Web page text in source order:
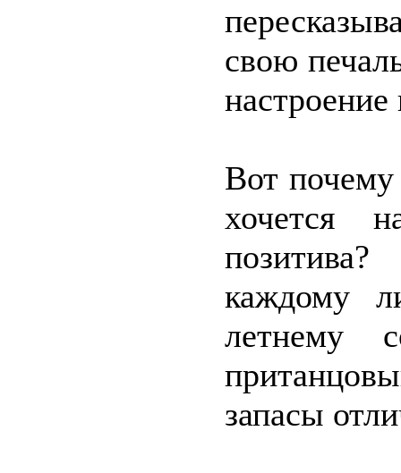
свою
настроение
Вот почему
хочется
каждому
летнему
запасы